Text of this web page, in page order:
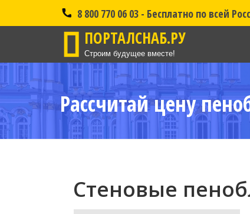
8 800 770 06 03 - Бесплатно по всей
ПОРТАЛСНАБ.РУ
Строим будущее вместе!
Рассчитай цену
Стеновые